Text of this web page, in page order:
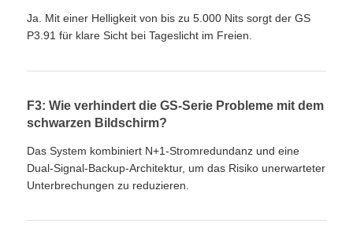
Ja. Mit einer Helligkeit von bis zu 5.000 Nits sorgt der GS
P3.91 für klare Sicht bei Tageslicht im Freien.
F3: Wie verhindert die GS-Serie Probleme mit dem
schwarzen Bildschirm?
Das System kombiniert N+1-Stromredundanz und eine
Dual-Signal-Backup-Architektur, um das Risiko unerwarteter
Unterbrechungen zu reduzieren.